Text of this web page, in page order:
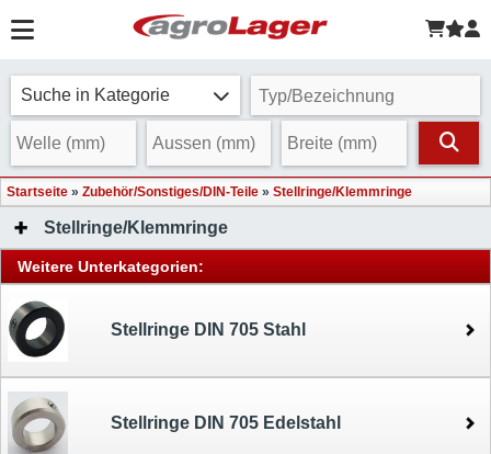
Suche in Kategorie
Startseite » Zubehör/Sonstiges/DIN-Teile » Stellringe/Klemmringe
Stellringe/Klemmringe
Weitere Unterkategorien:
Stellringe DIN 705 Stahl
Stellringe DIN 705 Edelstahl